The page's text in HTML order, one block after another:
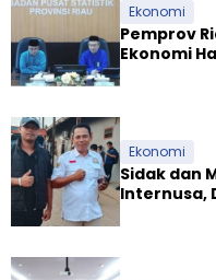
Ekonomi
Pemprov
Ekonomi
Ekonomi
Sidak dan
Internusa,